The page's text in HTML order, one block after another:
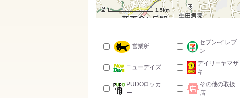
1.5km
営業所
セブン-イレブ
ン
ニューデイズ
デイリーヤマザ
キ
PUDOロッカ
ー
その他の取扱
店